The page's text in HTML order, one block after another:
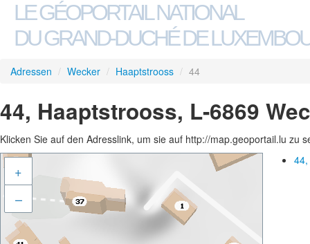
LE GÉOPORTAIL NATIONAL
DU GRAND-DUCHÉ DE
Adressen / Wecker / Haaptstrooss / 44
44, Haaptstrooss, L-6869
Klicken Sie auf den Adresslink, um sie auf http://map.geoportail.lu zu
+
–